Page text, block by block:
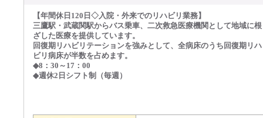
【年間休日120日◇入院・外来でのリハビリ業務】
三鷹駅・武蔵関駅からバス乗車、二次救急医療機関として地域に根
ざした医療を提供しています。
回復期リハビリテーションを強みとして、全病床のうち回復期リハ
ビリ病床が半数を占めます。
◆8：30～17：00
◆週休2日シフト制（毎週）